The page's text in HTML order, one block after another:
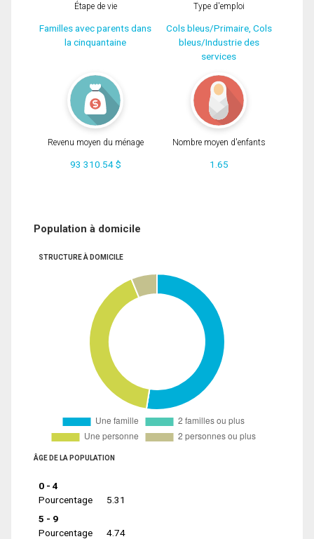
Étape de vie
Familles avec parents dans
la cinquantaine
Type d'emploi
Cols bleus/Primaire, Cols
bleus/Industrie des
services
Revenu moyen du ménage
93 310.54 $
Nombre moyen d'enfants
1.65
Population à domicile
STRUCTURE À DOMICILE
ÂGE DE LA POPULATION
0 - 4
Pourcentage
5.31
5 - 9
Pourcentage
4.74